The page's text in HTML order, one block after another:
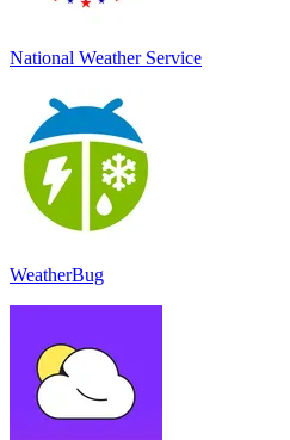
National Weather Service
WeatherBug